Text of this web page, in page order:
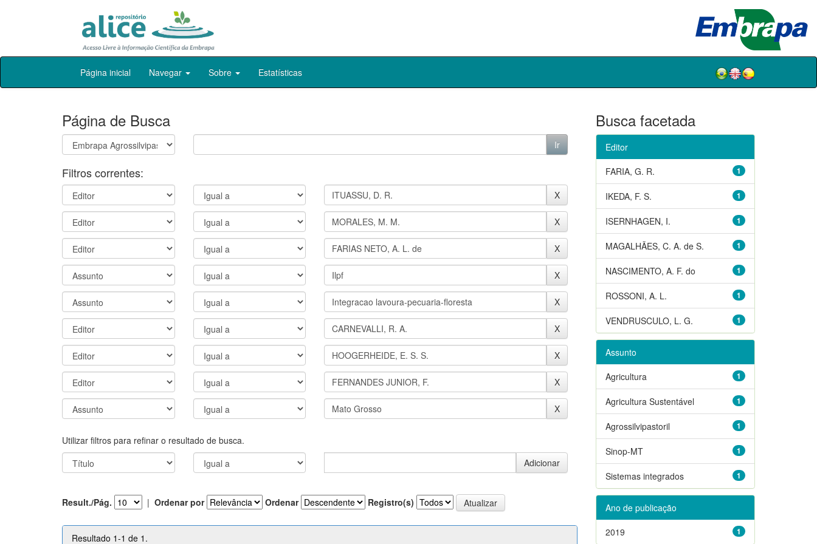
Skip
Página inicial Navegar Sobre Estatísticas
Página de Busca
Filtros correntes:
Utilizar filtros para refinar o resultado de busca.
Result./Pág. | Ordenar por Ordenar Registro(s)
Resultado 1-1 de 1.
Busca facetada
Editor
1
FARIA, G. R.
1
IKEDA, F. S.
1
ISERNHAGEN, I.
1
MAGALHÃES, C. A. de S.
1
NASCIMENTO, A. F. do
1
ROSSONI, A. L.
1
VENDRUSCULO, L. G.
Assunto
1
Agricultura
1
Agricultura Sustentável
1
Agrossilvipastoril
1
Sinop-MT
1
Sistemas integrados
Ano de publicação
1
2019